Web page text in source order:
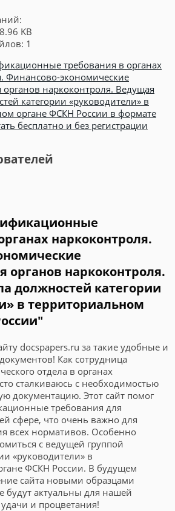
8.96 KB
1
требования в органах
Финансово-экономические
органов наркоконтроля. Ведущая
категории «руководители» в
органе ФСКН России в формате
бесплатно и без регистрации
наркоконтроля.
органов наркоконтроля.
должностей категории
в территориальном
docspapers.ru за такие удобные и
Как сотрудница
отдела в органах
сталкиваюсь с необходимостью
документацию. Этот сайт помог
требования для
сфере, что очень важно для
всех нормативов. Особенно
с ведущей группой
«руководители» в
ФСКН России. В будущем
сайта новыми образцами
будут актуальны для нашей
и процветания!